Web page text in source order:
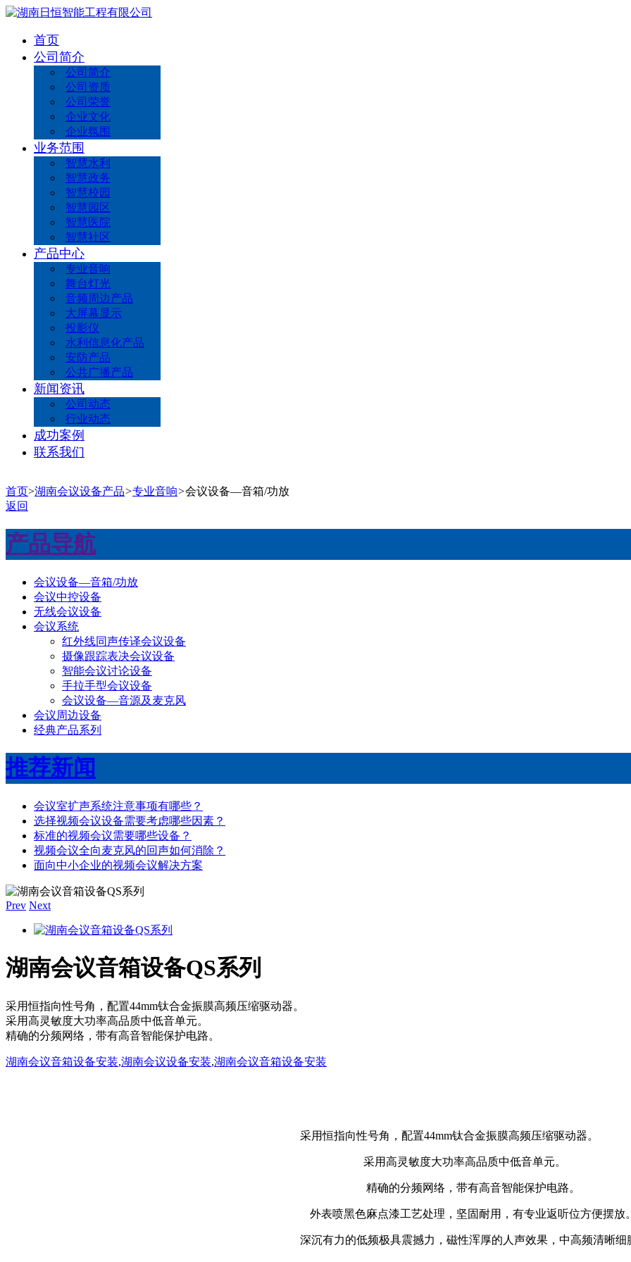
首页
公司简介
公司简介
公司资质
公司荣誉
企业文化
企业氛围
业务范围
智慧水利
智慧政务
智慧校园
智慧园区
智慧医院
智慧社区
产品中心
专业音响
舞台灯光
音频周边产品
大屏幕显示
投影仪
水利信息化产品
安防产品
公共广播产品
新闻资讯
公司动态
行业动态
成功案例
联系我们
首页>湖南会议设备产品>专业音响>会议设备—音箱/功放
返回
产品导航
会议设备—音箱/功放
会议中控设备
无线会议设备
会议系统
红外线同声传译会议设备
摄像跟踪表决会议设备
智能会议讨论设备
手拉手型会议设备
会议设备—音源及麦克风
会议周边设备
经典产品系列
推荐新闻
会议室扩声系统注意事项有哪些？
选择视频会议设备需要考虑哪些因素？
标准的视频会议需要哪些设备？
视频会议全向麦克风的回声如何消除？
面向中小企业的视频会议解决方案
Prev Next
湖南会议音箱设备QS系列
采用恒指向性号角，配置44mm钛合金振膜高频压缩驱动器。
采用高灵敏度大功率高品质中低音单元。
精确的分频网络，带有高音智能保护电路。
湖南会议音箱设备安装,湖南会议设备安装,湖南会议音箱设备安装
采用恒指向性号角，配置44mm钛合金振膜高频压缩驱动器。
采用高灵敏度大功率高品质中低音单元。
精确的分频网络，带有高音智能保护电路。
外表喷黑色麻点漆工艺处理，坚固耐用，有专业返听位方便摆放
深沉有力的低频极具震撼力，磁性浑厚的人声效果，中高频清晰细